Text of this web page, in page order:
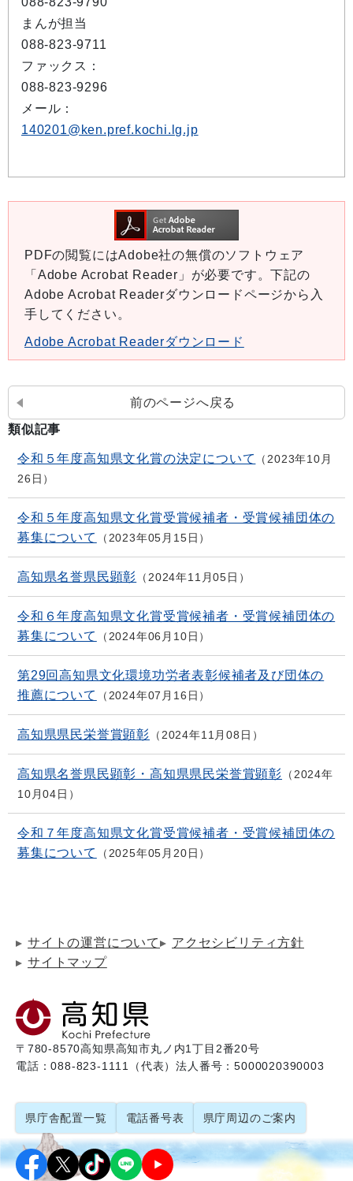
まんが担当
088-823-9711
ファックス：
088-823-9296
メール：
140201@ken.pref.kochi.lg.jp
PDFの閲覧にはAdobe社の無償のソフトウェア
「Adobe Acrobat Reader」が必要です。下記の
Adobe Acrobat Readerダウンロードページから入
手してください。
Adobe Acrobat Readerダウンロード
前のページへ戻る
類似記事
令和５年度高知県文化賞の決定について
2023年10月
26日
令和５年度高知県文化賞受賞候補者・受賞候補団体の
募集について
2023年05月15日
高知県名誉県民顕彰 2024年11月05日
令和６年度高知県文化賞受賞候補者・受賞候補団体の
募集について
2024年06月10日
第29回高知県文化環境功労者表彰候補者及び団体の
推薦について
2024年07月16日
高知県県民栄誉賞顕彰 2024年11月08日
高知県名誉県民顕彰・高知県県民栄誉賞顕彰
2024年
10月04日
令和７年度高知県文化賞受賞候補者・受賞候補団体の
募集について
2025年05月20日
サイトの運営について
アクセシビリティ方針
サイトマップ
〒780-8570高知県高知市丸ノ内1丁目2番20号
電話：088-823-1111（代表）法人番号：5000020390003
県庁舎配置一覧 電話番号表 県庁周辺のご案内